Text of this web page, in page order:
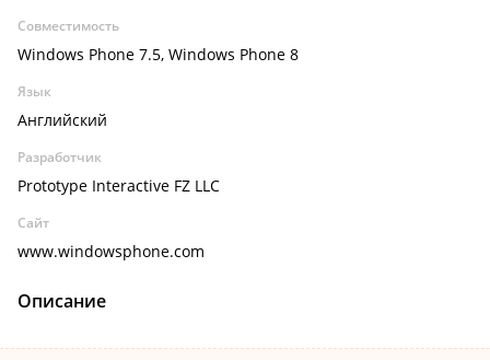
Совместимость
Windows Phone 7.5, Windows Phone 8
Язык
Английский
Разработчик
Prototype Interactive FZ LLC
Сайт
www.windowsphone.com
Описание